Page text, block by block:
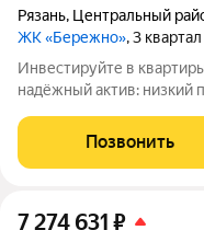
Рязань, Центральный
ЖК «Бережно», 3
Инвестируйте в
надёжный актив: низкий
Жилой квартал «Бережно» это проект класса
созданный с уважением к
Позвонить
7 274 631 ₽